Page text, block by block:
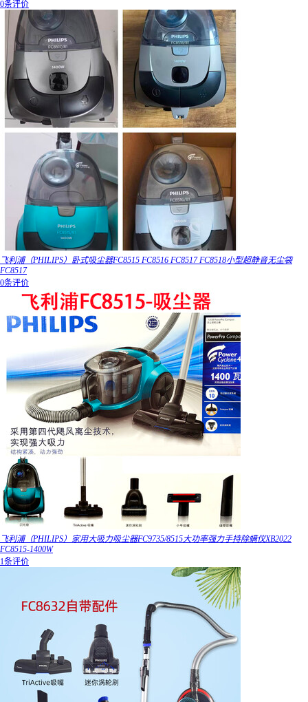
0条评价
飞利浦（PHILIPS）卧式吸尘器FC8515 FC8516 FC8517 FC8518小型超静音无尘袋
FC8517
0条评价
飞利浦（PHILIPS）家用大吸力吸尘器FC9735/8515大功率强力手持除螨仪XB2022
FC8515-1400W
1条评价